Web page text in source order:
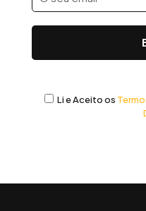
Li e Aceito os